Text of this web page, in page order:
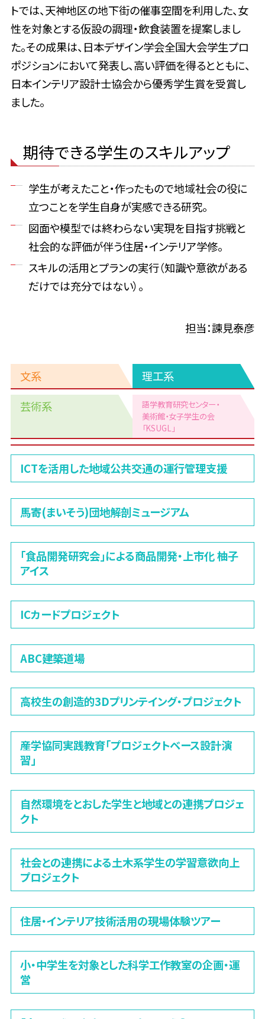
トでは、天神地区の地下街の催事空間を利用した、女
性を対象とする仮設の調理・飲食装置を提案しまし
た。その成果は、日本デザイン学会全国大会学生プロ
ポジションにおいて発表し、高い評価を得るとともに、
日本インテリア設計士協会から優秀学生賞を受賞し
ました。
期待できる学生のスキルアップ
学生が考えたこと・作ったもので地域社会の役に
立つことを学生自身が実感できる研究。
図面や模型では終わらない実現を目指す挑戦と
社会的な評価が伴う住居・インテリア学修。
スキルの活用とプランの実行（知識や意欲がある
だけでは充分ではない）。
担当：諫見泰彦
文系
理工系
芸術系
語学教育研究センター・
美術館・女子学生の会
「KSUGL」
系
ICTを活用した地域公共交通の運行管理支援
馬寄(まいそう)団地解剖ミュージアム
「食品開発研究会」による商品開発・上市化 柚子
アイス
ICカードプロジェクト
ABC建築道場
高校生の創造的3Dプリンテイング・プロジェクト
産学協同実践教育「プロジェクトベース設計演
習」
自然環境をとおした学生と地域との連携プロジェ
クト
社会との連携による土木系学生の学習意欲向上
プロジェクト
住居・インテリア技術活用の現場体験ツアー
小・中学生を対象とした科学工作教室の企画・運
営